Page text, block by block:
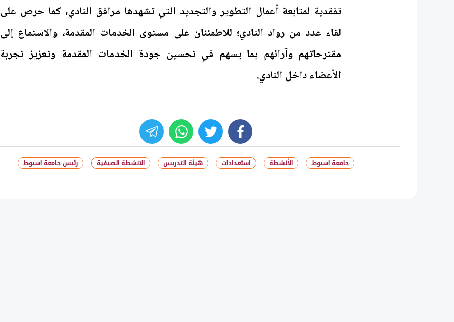
تفقدية لمتابعة أعمال التطوير والتجديد التي تشهدها مرافق النادي، كما حرص على
لقاء عدد من رواد النادي؛ للاطمئنان على مستوى الخدمات المقدمة، والاستماع إلى
مقترحاتهم وآرائهم بما يسهم في تحسين جودة الخدمات المقدمة وتعزيز تجربة
الأعضاء داخل النادي.
facebook
twitter
whats
جامعة اسيوط الأنشطة استعدادات هيئة التدريس الانشطة الصيفية رئيس جامعة اسيوط